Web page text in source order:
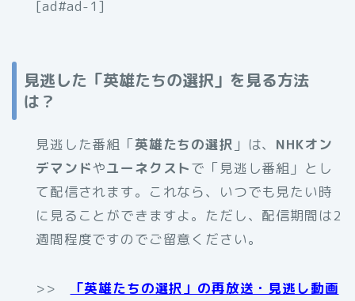
[ad#ad-1]
見逃した「英雄たちの選択」を見る方法
は？
見逃した番組「英雄たちの選択 」は、 NHKオン
デマンドやユーネクストで「見逃し番組」とし
て配信されます。これなら、いつでも見たい時
に見ることができますよ。ただし、配信期間は2
週間程度ですのでご留意ください。
>>
「英雄たちの選択」の再放送・見逃し動画